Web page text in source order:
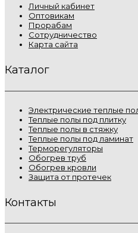
Личный кабинет
Оптовикам
Прорабам
Сотрудничество
Карта сайта
Каталог
Электрические теплые
Теплые полы под плитку
Теплые полы в стяжку
Теплые полы под ламинат
Терморегуляторы
Обогрев труб
Обогрев кровли
Защита от протечек
Контакты